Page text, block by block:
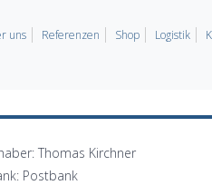
uns Referenzen Shop Logistik
Thomas Kirchner
Postbank